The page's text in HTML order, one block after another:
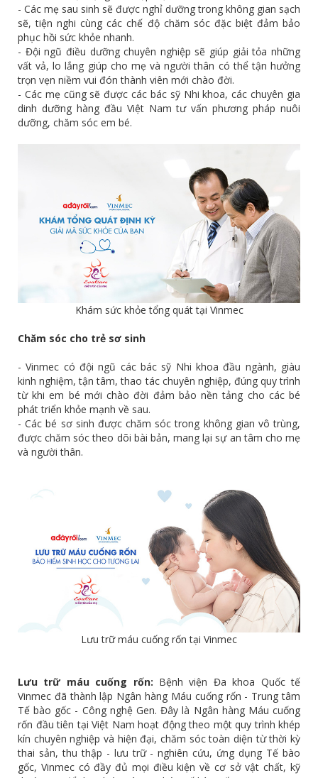
- Các mẹ sau sinh sẽ được nghỉ dưỡng trong không gian sạch
sẽ, tiện nghi cùng các chế độ chăm sóc đặc biệt đảm bảo
phục hồi sức khỏe nhanh.
- Đội ngũ điều dưỡng chuyên nghiệp sẽ giúp giải tỏa những
vất vả, lo lắng giúp cho mẹ và người thân có thể tận hưởng
trọn vẹn niềm vui đón thành viên mới chào đời.
- Các mẹ cũng sẽ được các bác sỹ Nhi khoa, các chuyên gia
dinh dưỡng hàng đầu Việt Nam tư vấn phương pháp nuôi
dưỡng, chăm sóc em bé.
Khám sức khỏe tổng quát tại Vinmec
Chăm sóc cho trẻ sơ sinh
- Vinmec có đội ngũ các bác sỹ Nhi khoa đầu ngành, giàu
kinh nghiệm, tận tâm, thao tác chuyên nghiệp, đúng quy trình
từ khi em bé mới chào đời đảm bảo nền tảng cho các bé
phát triển khỏe mạnh về sau.
- Các bé sơ sinh được chăm sóc trong không gian vô trùng,
được chăm sóc theo dõi bài bản, mang lại sự an tâm cho mẹ
và người thân.
Lưu trữ máu cuống rốn tại Vinmec
Lưu trữ máu cuống rốn: Bệnh viện Đa khoa Quốc tế
Vinmec đã thành lập Ngân hàng Máu cuống rốn - Trung tâm
Tế bào gốc - Công nghệ Gen. Đây là Ngân hàng Máu cuống
rốn đầu tiên tại Việt Nam hoạt động theo một quy trình khép
kín chuyên nghiệp và hiện đại, chăm sóc toàn diện từ thời kỳ
thai sản, thu thập - lưu trữ - nghiên cứu, ứng dụng Tế bào
gốc, Vinmec có đầy đủ mọi điều kiện về cơ sở vật chất, kỹ